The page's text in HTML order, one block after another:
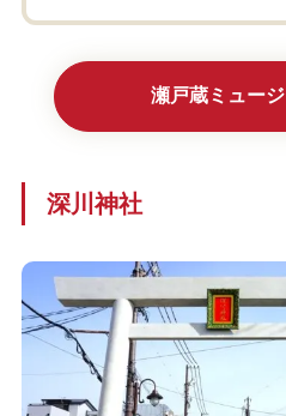
瀬戸蔵ミュー
深川神社